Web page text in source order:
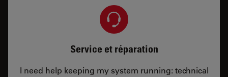
Service et réparation
I need help keeping my system running: technical